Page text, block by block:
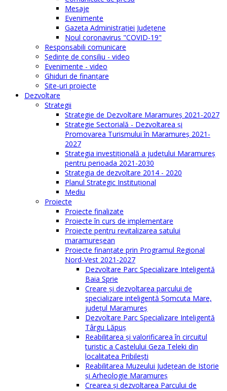
Mesaje
Evenimente
Gazeta Administraţiei Judeţene
Noul coronavirus "COVID-19"
Responsabili comunicare
Şedinţe de consiliu - video
Evenimente - video
Ghiduri de finanţare
Site-uri proiecte
Dezvoltare
Strategii
Strategie de Dezvoltare Maramureș 2021-2027
Strategie Sectorială - Dezvoltarea și
Promovarea Turismului în Maramureș 2021-
2027
Strategia investiţională a județului Maramureș
pentru perioada 2021-2030
Strategia de dezvoltare 2014 - 2020
Planul Strategic Instituţional
Mediu
Proiecte
Proiecte finalizate
Proiecte în curs de implementare
Proiecte pentru revitalizarea satului
maramureşean
Proiecte finanțate prin Programul Regional
Nord-Vest 2021-2027
Dezvoltare Parc Specializare Inteligentă
Baia Sprie
Creare și dezvoltarea parcului de
specializare inteligentă Șomcuta Mare,
județul Maramureș
Dezvoltare Parc Specializare Inteligentă
Târgu Lăpuș
Reabilitarea și valorificarea în circuitul
turistic a Castelului Geza Teleki din
localitatea Pribilești
Reabilitarea Muzeului Județean de Istorie
și Arheologie Maramureș
Crearea și dezvoltarea Parcului de